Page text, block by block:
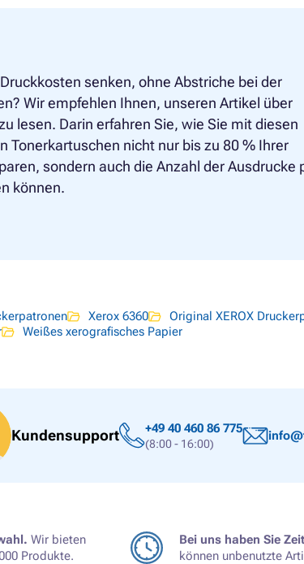
senken, ohne Abstriche bei der
Wir empfehlen Ihnen, unseren Artikel über
lesen. Darin erfahren Sie, wie Sie mit diesen
Tonerkartuschen nicht nur bis zu 80 % Ihrer
sondern auch die Anzahl der Ausdrucke
können.
Xerox 6360
Original XEROX
Weißes xerografisches Papier
Kundensupport +49 40 460 86 775
(8:00 - 16:00)
Wir bieten
Produkte.
Bei uns haben Sie
können unbenutzte